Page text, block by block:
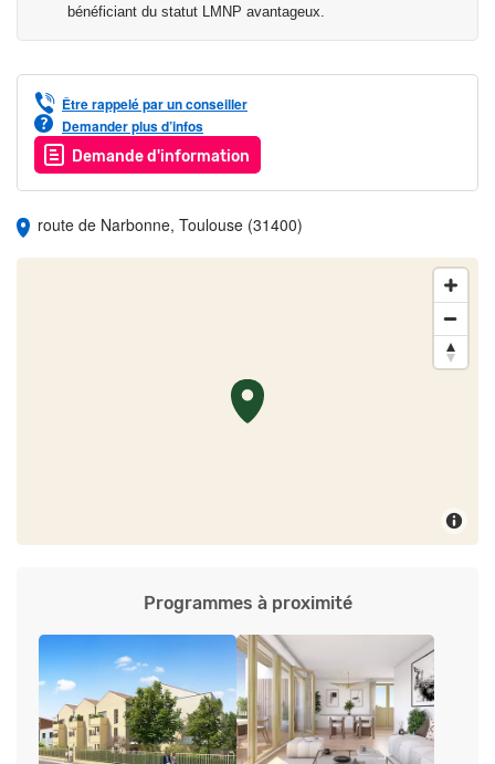
bénéficiant du statut LMNP avantageux.
Être rappelé par un conseiller
Demander plus d’infos
Demande d'information
route de Narbonne, Toulouse (31400)
Programmes à proximité